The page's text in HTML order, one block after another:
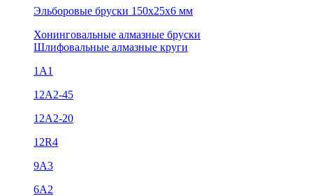
Эльборовые бруски 150х25х6 мм
Хонинговальные алмазные бруски
Шлифовальные алмазные круги
1А1
12A2-45
12А2-20
12R4
9А3
6А2